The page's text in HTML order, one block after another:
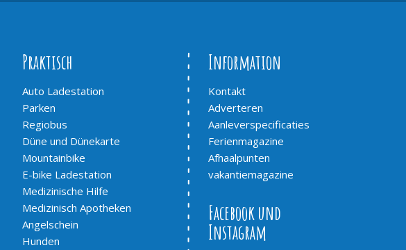
Praktisch
Auto Ladestation
Parken
Regiobus
Düne und Dünekarte
Mountainbike
E-bike Ladestation
Medizinische Hilfe
Medizinisch Apotheken
Angelschein
Hunden
Information
Kontakt
Adverteren
Aanleverspecificaties
Ferienmagazine
Afhaalpunten
vakantiemagazine
Facebook und
Instagram